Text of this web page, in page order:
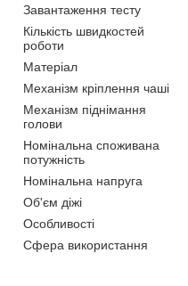
Завантаження тесту
Кількість швидкостей
роботи
Матеріал
Механізм кріплення чаші
Механізм піднімання
голови
Номінальна споживана
потужність
Номінальна напруга
Об'єм діжі
Особливості
Сфера використання